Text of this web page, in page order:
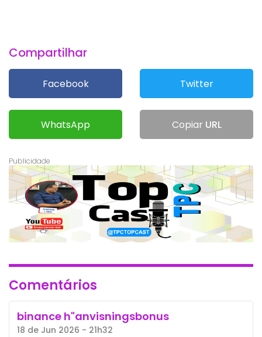
Compartilhar
Facebook Twitter
WhatsApp Copiar URL
Comentários
binance h"anvisningsbonus
18 de Jun 2026 - 21h32